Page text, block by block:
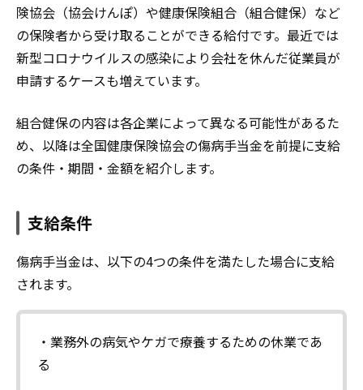
険協会（協会けんぽ）や健康保険組合（組合健保）など
の保険者から受け取ることができる給付です。最近では
新型コロナウイルスの感染により会社を休んだ従業員が
申請するケースも増えています。
組合健保の内容は各企業によって異なる可能性があるた
め、以降は全国健康保険協会の傷病手当金を前提に支給
の条件・期間・金額を紹介します。
支給条件
傷病手当金は、以下の4つの条件を満たした場合に支給
されます。
・業務外の病気やケガで療養するための休業であ
る